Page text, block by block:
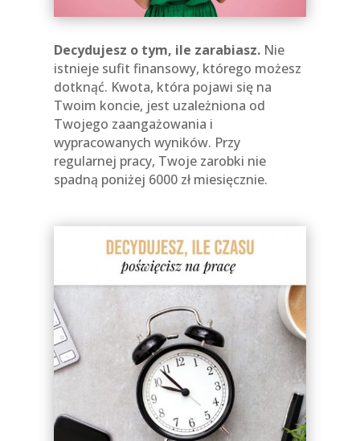
Decydujesz o tym, ile zarabiasz. Nie
istnieje sufit finansowy, którego możesz
dotknąć. Kwota, która pojawi się na
Twoim koncie, jest uzależniona od
Twojego zaangażowania i
wypracowanych wyników. Przy
regularnej pracy, Twoje zarobki nie
spadną poniżej 6000 zł miesięcznie.